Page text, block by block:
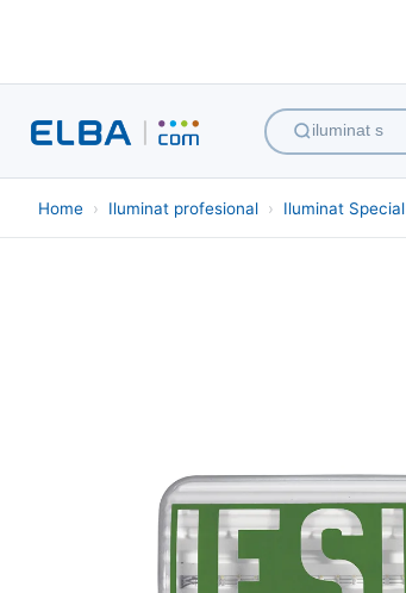
hote
Home › Iluminat profesional › Iluminat Special